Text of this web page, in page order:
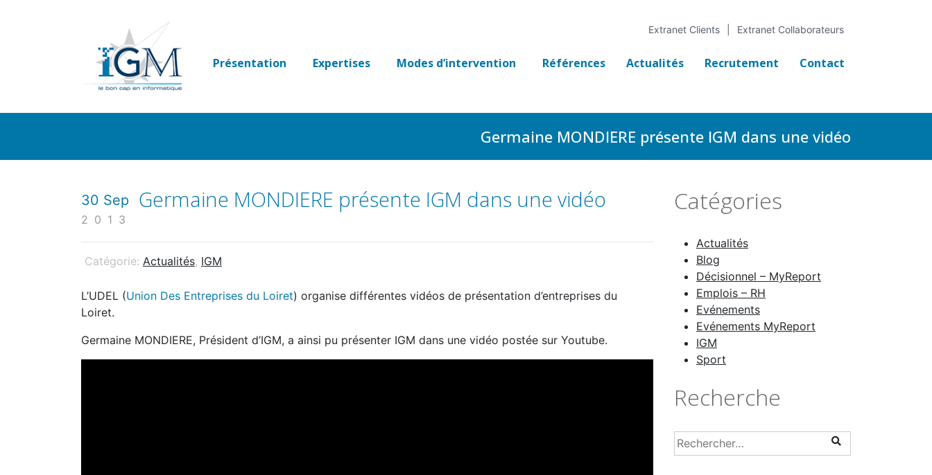
Extranet Clients Extranet Collaborateurs
Présentation Expertises Modes d’intervention Références Actualités Recrutement Contact
Germaine MONDIERE présente IGM dans une vidéo
30 Sep
2013
Germaine MONDIERE présente IGM dans une vidéo
Catégorie: Actualités, IGM
L’UDEL (Union Des Entreprises du Loiret) organise différentes vidéos de présentation d’entreprises du
Loiret.
Germaine MONDIERE, Président d’IGM, a ainsi pu présenter IGM dans une vidéo postée sur Youtube.
Catégories
Actualités
Blog
Décisionnel – MyReport
Emplois – RH
Evénements
Evénements MyReport
IGM
Sport
Recherche